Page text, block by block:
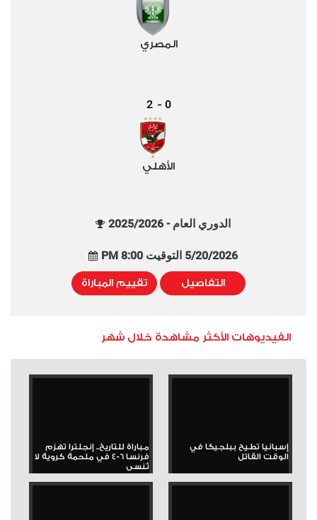
المصري
0
-
2
الأهلي
الدوري العام - 2025/2026
5/20/2026 التوقيت 8:00 PM
التفاصيل تقييم المباراة
الفيديوهات الأكثر مشاهدة خلال شهر
إسبانيا تطيح ببلجيكا في
الوقت القاتل
مباراة للتاريخ.. إنجلترا تهزم
فرنسا 6-4 في ملحمة كروية لا
تُنسى